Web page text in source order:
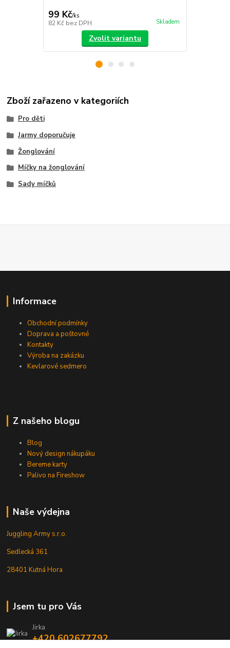
99 Kč/ks
82 Kč bez DPH Skladem
Zvolit variantu
Zboží zařazeno v kategoriích
Pro děti
Jarmy doporučuje
Žonglování
Míčky na žonglování
Sady míčků
Informace
Obchodní podmínky
Doprava a poštovné
Kontakty
Výroba na zakázku
Kevlarové sedmero
Z našeho blogu
Blog
Nový design nákupáku
Bereme karty
Palivo na Fireshow
Naše výdejna
Juggling Army s.r.o.
Sedlecká 361
28401 Kutná Hora
Jsem tu pro Vás
Jirka
+420 602677792